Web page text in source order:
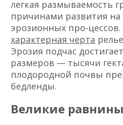
легкая размываемость
причинами развития на
эрозионных про-
характерная черта
Эрозия подчас
размеров — тысячи
плодородной почвы
бедленды.
Великие